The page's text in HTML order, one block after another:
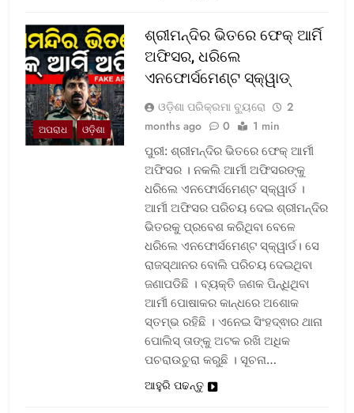
ଅପରାଧ ଓଡ଼ିଶା
ଶ୍ରୀମନ୍ଦିର ଭିତରେ ଫେକ୍ ଆର୍ମି
ଅଫିସର, ଧରିଲେ
ଏନଫୋର୍ସମେଣ୍ଟ ସ୍କ୍ୱାଡ୍‌
ଓଡ଼ିଶା ପରିକ୍ରମା ବ୍ୟୁରୋ
2
months ago
0 1 min
ପୁରୀ: ଶ୍ରୀମନ୍ଦିର ଭିତରେ ଫେକ୍ ଆର୍ମୀ
ଅଫିସର । ନକଲି ଆର୍ମୀ ଅଫିସରଙ୍କୁ
ଧରିଲେ ଏନଫୋର୍ସମେଣ୍ଟ ସ୍କ୍ୱାର୍ଡ ।
ଆର୍ମୀ ଅଫିସର ପରିଚୟ ଦେଇ ଶ୍ରୀମନ୍ଦିର
ଭିତରକୁ ପ୍ରବେଶ କରିଥିବା ବେଳେ
ଧରିଲେ ଏନଫୋର୍ସମେଣ୍ଟ ସ୍କ୍ୱାର୍ଡ। ସେ
ରାଜସ୍ଥାନର ବୋଲି ପରିଚୟ ଦେଇଥିବା
ଜଣାପଡିଛି । ବ୍ୟକ୍ତି ଜଣକ ପିନ୍ଧିଥିବା
ଆର୍ମୀ ପୋଷାକର କାନ୍ଧରେ ଅଶୋକ
ସ୍ତମ୍ଭ ରହିଛି । ଏନେଇ ସିଂହଦ୍ଵାର ଥାନା
ପୋଲିସ୍ ତାଙ୍କୁ ଅଟକ ରଖି ଅଧିକ
ପଚରାଉଚୁରା କରୁଛି । ସୂଚନା…
ଆହୁରି ପଢନ୍ତୁ